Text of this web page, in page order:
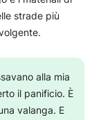
strade più
alla mia
il panificio. È
valanga. E